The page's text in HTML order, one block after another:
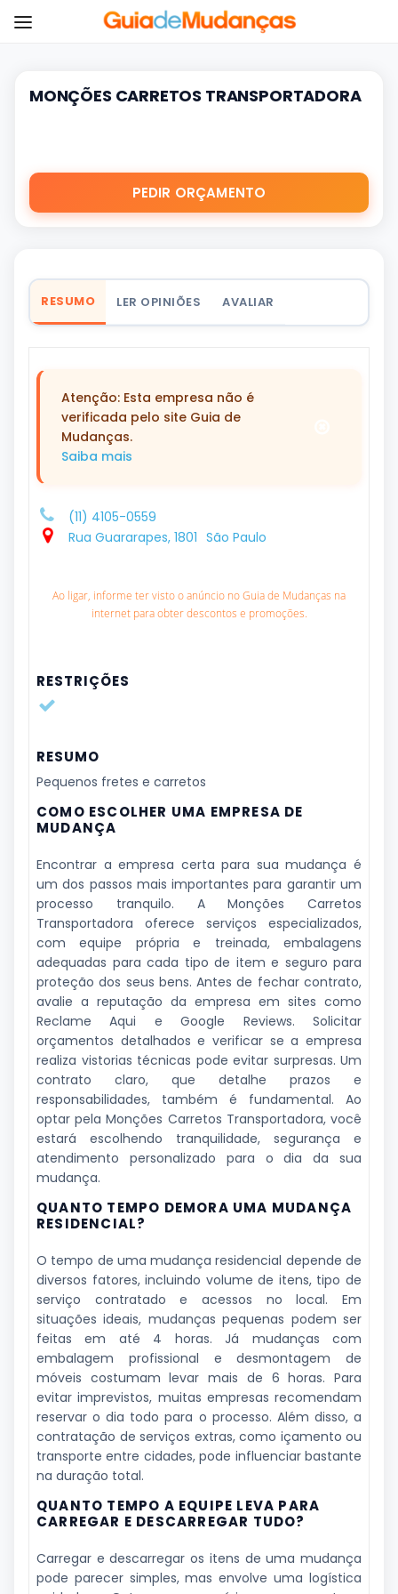
MONÇÕES CARRETOS TRANSPORTADORA
PEDIR ORÇAMENTO
RESUMO LER OPINIÕES AVALIAR
Atenção: Esta empresa não é
verificada pelo site Guia de
Mudanças.
Saiba mais
(11) 4105-0559
Rua Guararapes, 1801 São Paulo
Ao ligar, informe ter visto o anúncio no Guia de Mudanças na
internet para obter descontos e promoções.
RESTRIÇÕES
RESUMO
Pequenos fretes e carretos
COMO ESCOLHER UMA EMPRESA DE
MUDANÇA
Encontrar a empresa certa para sua mudança é
um dos passos mais importantes para garantir um
processo tranquilo. A Monções Carretos
Transportadora oferece serviços especializados,
com equipe própria e treinada, embalagens
adequadas para cada tipo de item e seguro para
proteção dos seus bens. Antes de fechar contrato,
avalie a reputação da empresa em sites como
Reclame Aqui e Google Reviews. Solicitar
orçamentos detalhados e verificar se a empresa
realiza vistorias técnicas pode evitar surpresas. Um
contrato claro, que detalhe prazos e
responsabilidades, também é fundamental. Ao
optar pela Monções Carretos Transportadora, você
estará escolhendo tranquilidade, segurança e
atendimento personalizado para o dia da sua
mudança.
QUANTO TEMPO DEMORA UMA MUDANÇA
RESIDENCIAL?
O tempo de uma mudança residencial depende de
diversos fatores, incluindo volume de itens, tipo de
serviço contratado e acessos no local. Em
situações ideais, mudanças pequenas podem ser
feitas em até 4 horas. Já mudanças com
embalagem profissional e desmontagem de
móveis costumam levar mais de 6 horas. Para
evitar imprevistos, muitas empresas recomendam
reservar o dia todo para o processo. Além disso, a
contratação de serviços extras, como içamento ou
transporte entre cidades, pode influenciar bastante
na duração total.
QUANTO TEMPO A EQUIPE LEVA PARA
CARREGAR E DESCARREGAR TUDO?
Carregar e descarregar os itens de uma mudança
pode parecer simples, mas envolve uma logística